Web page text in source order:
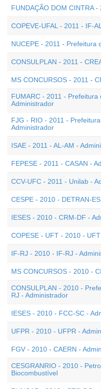
FUNDAÇÃO DOM CINTRA
COPEVE-UFAL - 2011 - IF-
NUCEPE - 2011 - Prefeitura
CONSULPLAN - 2011 -
MS CONCURSOS - 2011 -
FUMARC - 2011 -
Administrador
FJG - RIO - 2011 -
Administrador
ISAE - 2011 - AL-AM -
FEPESE - 2011 - CASAN -
CCV-UFC - 2011 - Unilab -
CESPE - 2010 - DETRAN-
IESES - 2010 - CRM-DF -
COPESE - UFT - 2010 -
IF-RJ - 2010 - IF-RJ -
MS CONCURSOS - 2010 -
CONSULPLAN - 2010 -
RJ - Administrador
IESES - 2010 - FCC-SC -
UFPR - 2010 - UFPR -
FGV - 2010 - CAERN -
CESGRANRIO - 2010 -
Biocombustível